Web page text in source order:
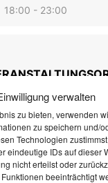
verwalten
zu bieten, verwenden
zu speichern und/
Technologien
eindeutige IDs auf dieser
nicht erteilst oder
beeinträchtigt
18:00 - 23:00
Super C
Templergraben 57